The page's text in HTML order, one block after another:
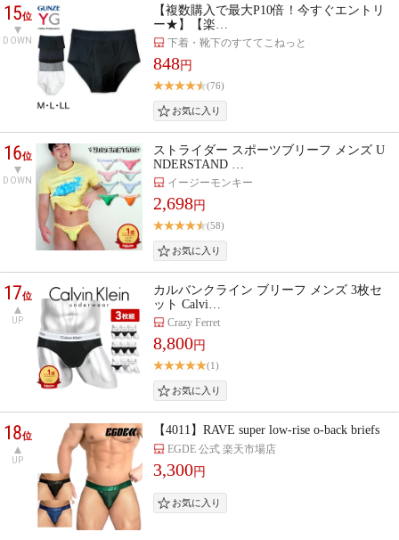
15位
DOWN
【複数購入で最大P10倍！今すぐエントリ
ー★】【楽…
下着・靴下のすててこねっと
848円
(76)
16位
DOWN
ストライダー スポーツブリーフ メンズ U
NDERSTAND …
イージーモンキー
2,698円
(58)
17位
UP
カルバンクライン ブリーフ メンズ 3枚セ
ット Calvi…
Crazy Ferret
8,800円
(1)
18位
UP
【4011】RAVE super low-rise o-back briefs
EGDE 公式 楽天市場店
3,300円